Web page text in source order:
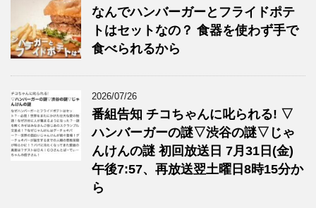
なんでハンバーガーとフライドポテ
トはセットなの？ 食器を使わず手で
食べられるから
2026/07/26
番組告知 チコちゃんに叱られる! ▽
ハンバーガーの謎▽渋谷の謎▽じゃ
んけんの謎 初回放送日 7月31日(金)
午後7:57、再放送翌土曜日8時15分か
ら